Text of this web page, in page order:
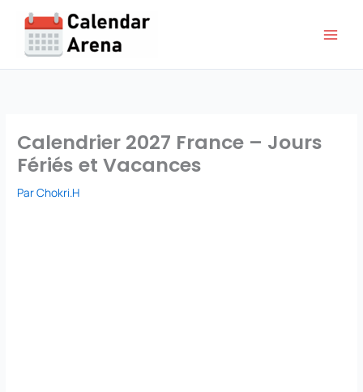
contenu
Calendrier 2027 France – Jours
Fériés et Vacances
ParChokri.H